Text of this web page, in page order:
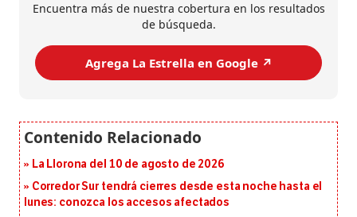
Encuentra más de nuestra cobertura en los resultados
de búsqueda.
Agrega La Estrella en Google ↗️
La Llorona del 10 de agosto de 2026
Corredor Sur tendrá cierres desde esta noche hasta el
lunes: conozca los accesos afectados